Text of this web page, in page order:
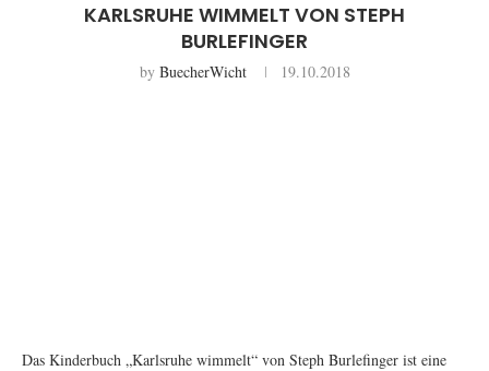
KARLSRUHE WIMMELT VON STEPH
BURLEFINGER
by BuecherWicht 19.10.2018
Das Kinderbuch „Karlsruhe wimmelt“ von Steph Burlefinger ist eine